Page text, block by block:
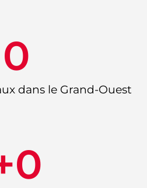
dans le Grand-Ouest
0
0